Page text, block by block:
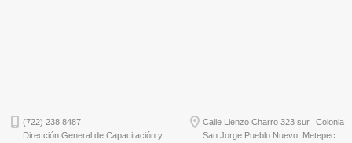
(722) 238 8487
Dirección General de Capacitación y
Calle Lienzo Charro 323 sur, Colonia
San Jorge Pueblo Nuevo, Metepec